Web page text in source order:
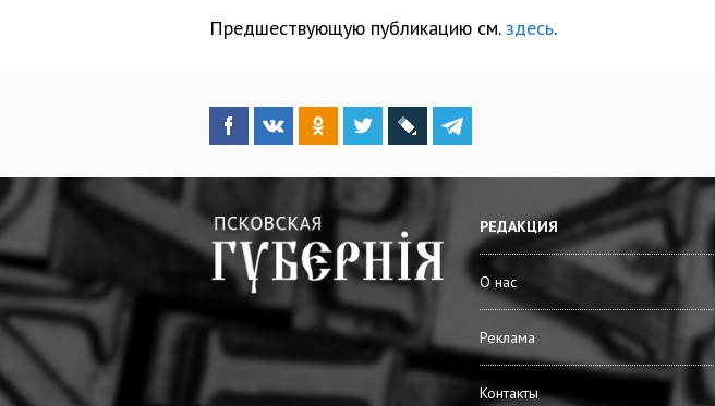
Предшествующую публикацию см.здесь.
РЕДАКЦИЯ
О нас
Реклама
Контакты